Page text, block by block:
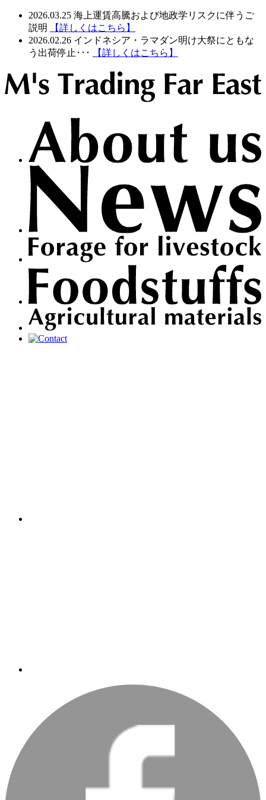
2026.03.25 海上運賃高騰および地政学リスクに伴うご
説明
【詳しくはこちら】
2026.02.26 インドネシア・ラマダン明け大祭にともな
う出荷停止･･･
【詳しくはこちら】